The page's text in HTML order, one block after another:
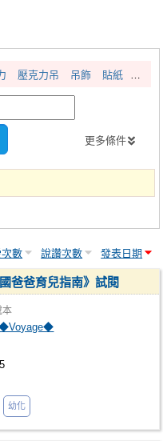
壓克力吊 吊飾 貼紙
更多條件
數 說讚次數 發表日期
爸爸育兒指南》試閱
本
幼化